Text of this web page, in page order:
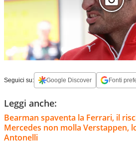
Seguici su: Google Discover Fonti
Leggi anche:
Bearman spaventa la Ferrari, il
Mercedes non molla Verstappen,
Antonelli